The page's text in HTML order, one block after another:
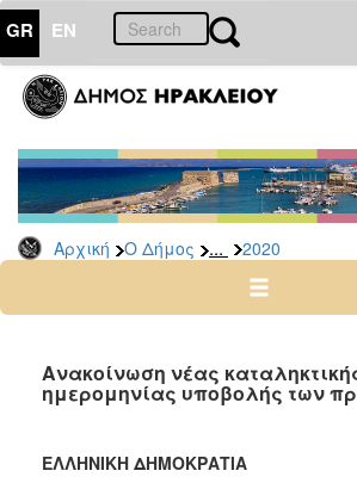
GR EN
Αρχική Ο Δήμος ... 2020
ΔΗΜΟΣ
Διακηρύξεις
-
Δημοπρασίες
Αρχείο
2025
2023
2021
Ανακοίνωση νέας
ημερομηνίας υποβολής των
ΕΛΛΗΝΙΚΗ ΔΗΜΟΚΡΑΤΙΑ